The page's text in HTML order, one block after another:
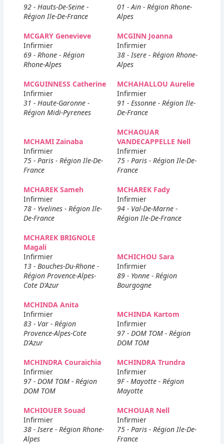
92 - Hauts-De-Seine -
Région Ile-De-France
01 - Ain - Région Rhone-
Alpes
MCGARY Genevieve
Infirmier
69 - Rhone - Région
Rhone-Alpes
MCGINN Joanna
Infirmier
38 - Isere - Région Rhone-
Alpes
MCGUINNESS Catherine
Infirmier
31 - Haute-Garonne -
Région Midi-Pyrenees
MCHAHALLOU Aurelie
Infirmier
91 - Essonne - Région Ile-
De-France
MCHAMI Zainaba
Infirmier
75 - Paris - Région Ile-De-
France
MCHAOUAR
VANDECAPPELLE Nell
Infirmier
75 - Paris - Région Ile-De-
France
MCHAREK Sameh
Infirmier
78 - Yvelines - Région Ile-
De-France
MCHAREK Fady
Infirmier
94 - Val-De-Marne -
Région Ile-De-France
MCHAREK BRIGNOLE
Magali
Infirmier
13 - Bouches-Du-Rhone -
Région Provence-Alpes-
Cote D'Azur
MCHICHOU Sara
Infirmier
89 - Yonne - Région
Bourgogne
MCHINDA Anita
Infirmier
83 - Var - Région
Provence-Alpes-Cote
D'Azur
MCHINDA Kartom
Infirmier
97 - DOM TOM - Région
DOM TOM
MCHINDRA Couraichia
Infirmier
97 - DOM TOM - Région
DOM TOM
MCHINDRA Trundra
Infirmier
9F - Mayotte - Région
Mayotte
MCHIOUER Souad
Infirmier
38 - Isere - Région Rhone-
Alpes
MCHOUAR Nell
Infirmier
75 - Paris - Région Ile-De-
France